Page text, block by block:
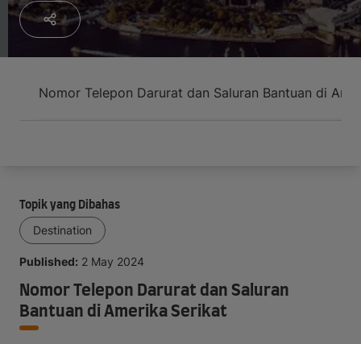
Bersiap untuk berangkat
Nomor Telepon Darurat dan Saluran Bantuan di
Topik yang Dibahas
Destination
Published: 2 May 2024
Nomor Telepon Darurat dan Saluran
Bantuan di Amerika Serikat